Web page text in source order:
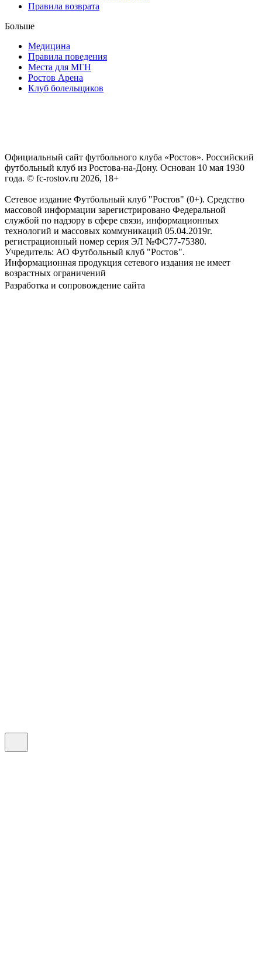
Правила возврата
Больше
Медицина
Правила поведения
Места для МГН
Ростов Арена
Клуб болельщиков
Официальный сайт футбольного клуба «Ростов». Российский
футбольный клуб из Ростова-на-Дону. Основан 10 мая 1930
года. © fc-rostov.ru 2026, 18+
Сетевое издание Футбольный клуб "Ростов" (0+). Средство
массовой информации зарегистрировано Федеральной
службой по надзору в сфере связи, информационных
технологий и массовых коммуникаций 05.04.2019г.
регистрационный номер серия ЭЛ №ФС77-75380.
Учредитель: АО Футбольный клуб "Ростов".
Информационная продукция сетевого издания не имеет
возрастных ограничений
Разработка и сопровождение сайта